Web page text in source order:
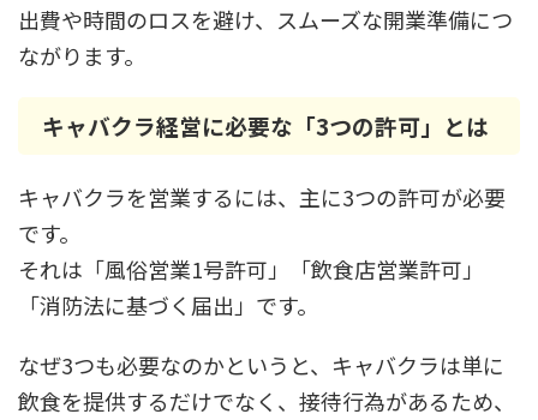
出費や時間のロスを避け、スムーズな開業準備につ
ながります。
キャバクラ経営に必要な「3つの許可」とは
キャバクラを営業するには、主に3つの許可が必要
です。
それは「風俗営業1号許可」「飲食店営業許可」
「消防法に基づく届出」です。
なぜ3つも必要なのかというと、キャバクラは単に
飲食を提供するだけでなく、接待行為があるため、